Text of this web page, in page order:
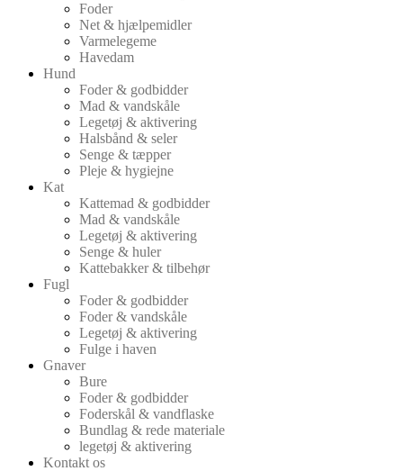
Foder
Net & hjælpemidler
Varmelegeme
Havedam
Hund
Foder & godbidder
Mad & vandskåle
Legetøj & aktivering
Halsbånd & seler
Senge & tæpper
Pleje & hygiejne
Kat
Kattemad & godbidder
Mad & vandskåle
Legetøj & aktivering
Senge & huler
Kattebakker & tilbehør
Fugl
Foder & godbidder
Foder & vandskåle
Legetøj & aktivering
Fulge i haven
Gnaver
Bure
Foder & godbidder
Foderskål & vandflaske
Bundlag & rede materiale
legetøj & aktivering
Kontakt os